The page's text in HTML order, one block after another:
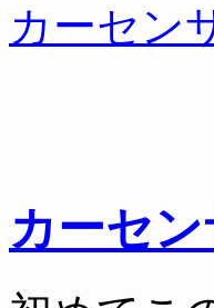
カーセン
カーセ